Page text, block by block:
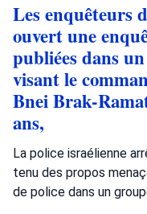
Les enquêteurs
ouvert une
publiées dans
visant le
Bnei Brak-
ans,
La police israélienne
tenu des propos
de police dans un